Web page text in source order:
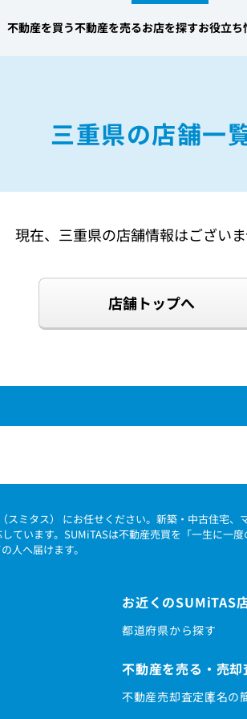
不動産を買う不動産を売るお店を探すお役立ち
三重県の店舗一
現在、三重県の店舗情報はございま
店舗トップへ
ミタス） にお任せください。新築・中古住宅
います。SUMiTASは不動産売買を「一生に一
人へ届けます。
お近くのSUMiTAS
都道府県から探す
不動産を売る・売却
不動産売却査定匿名の